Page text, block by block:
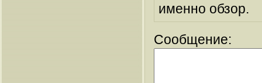
именно обзор.
Сообщение: